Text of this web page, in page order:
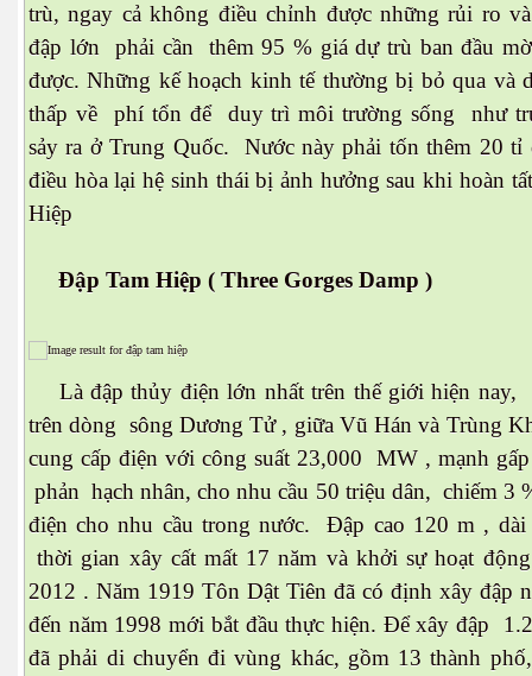
trù, ngay cả không điều chỉnh được những rủi ro
đập lớn phải cần thêm 95 % giá dự trù ban đầu
được. Những kế hoạch kinh tế thường bị bỏ qua và
thấp về phí tổn để duy trì môi trường sống như
sảy ra ở Trung Quốc. Nước này phải tốn thêm 20 tỉ
điều hòa lại hệ sinh thái bị ảnh hưởng sau khi hoàn
Hiệp
Đập Tam Hiệp ( Three Gorges Damp )
Là đập thủy điện lớn nhất trên thế giới hiện nay,
trên dòng sông Dương Tử , giữa Vũ Hán và Trùng
cung cấp điện với công suất 23,000 MW , mạnh
phản hạch nhân, cho nhu cầu 50 triệu dân, chiếm 3
điện cho nhu cầu trong nước. Đập cao 120 m , dài
thời gian xây cất mất 17 năm và khởi sự hoạt
2012 . Năm 1919 Tôn Dật Tiên đã có định xây đập
đến năm 1998 mới bắt đầu thực hiện. Để xây đập
đã phải di chuyển đi vùng khác, gồm 13 thành
P 200-201